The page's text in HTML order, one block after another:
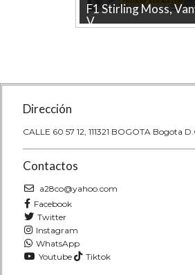
F1 Stirling Moss,
V...
Dirección
CALLE 60 57 12, 111321 BOGOTA Bogota
Contactos
a28co@yahoo.com
Facebook
Twitter
Instagram
WhatsApp
Youtube
Tiktok